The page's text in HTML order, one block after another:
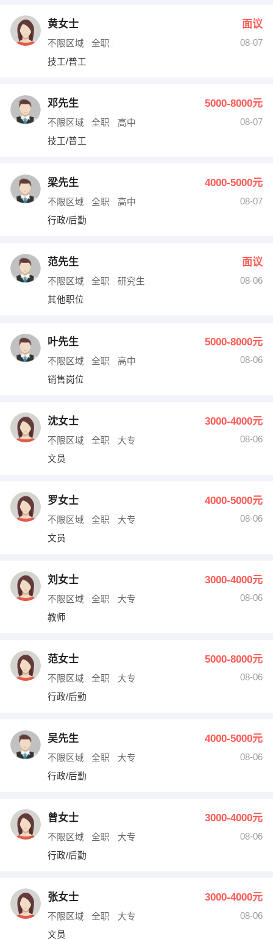
黄女士 面议
不限区域 全职
08-07
技工/普工
邓先生 5000-8000元
不限区域 全职 高中
08-07
技工/普工
梁先生 4000-5000元
不限区域 全职 高中
08-07
行政/后勤
范先生 面议
不限区域 全职 研究生
08-06
其他职位
叶先生 5000-8000元
不限区域 全职 高中
08-06
销售岗位
沈女士 3000-4000元
不限区域 全职 大专
08-06
文员
罗女士 4000-5000元
不限区域 全职 大专
08-06
文员
刘女士 3000-4000元
不限区域 全职 大专
08-06
教师
范女士 5000-8000元
不限区域 全职 大专
08-06
行政/后勤
吴先生 4000-5000元
不限区域 全职 大专
08-06
行政/后勤
曾女士 3000-4000元
不限区域 全职 大专
08-06
行政/后勤
张女士 3000-4000元
不限区域 全职 大专
08-06
文员